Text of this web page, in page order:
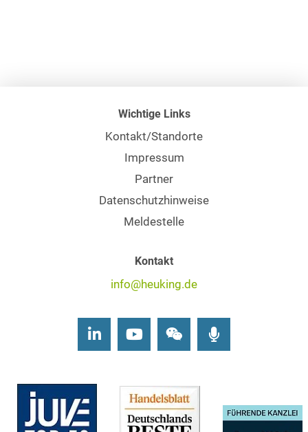
Wichtige Links
Kontakt/Standorte
Impressum
Partner
Datenschutzhinweise
Meldestelle
Kontakt
info@heuking.de
LinkedInYoutubeWechat